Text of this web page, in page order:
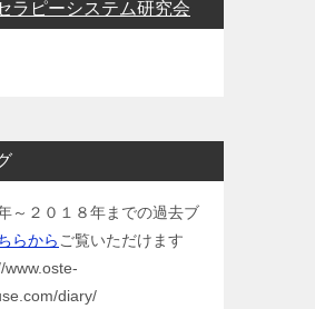
ラピーシステム研究会
～２０１８年までの過去ブ
らから ご覧いただけます
www.oste-
diary/